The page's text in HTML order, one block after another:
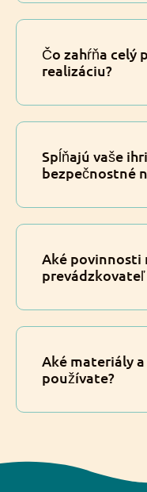
Čo zahŕňa celý
realizáciu?
Spĺňajú vaše
bezpečnostné
Aké povinnosti
prevádzkovateľ
Aké materiály
používate?